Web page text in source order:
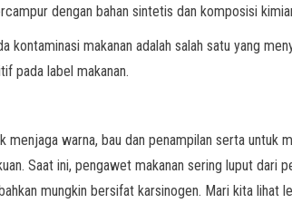
dengan bahan sintetis dan komposisi
kontaminasi makanan adalah salah satu yang
pada label makanan.
menjaga warna, bau dan penampilan serta
Saat ini, pengawet makanan sering luput dari
mungkin bersifat karsinogen. Mari kita lihat